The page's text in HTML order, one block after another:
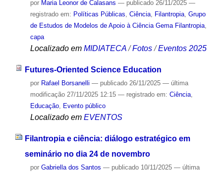
por Maria Leonor de Calasans — publicado26/11/2025 —
registrado em: Políticas Públicas, Ciência, Filantropia, Grupo
de Estudos de Modelos de Apoio à Ciência Gema Filantropia,
capa
Localizado em MIDIATECA /Fotos /Eventos 2025
Futures-Oriented Science Education
por Rafael Borsanelli — publicado26/11/2025 — última
modificação27/11/2025 12:15 — registrado em: Ciência,
Educação, Evento público
Localizado em EVENTOS
Filantropia e ciência: diálogo estratégico em
seminário no dia 24 de novembro
por Gabriella dos Santos — publicado10/11/2025 — última